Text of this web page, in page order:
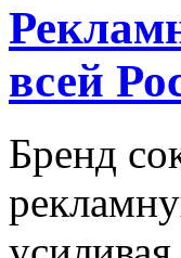
всей
Бренд